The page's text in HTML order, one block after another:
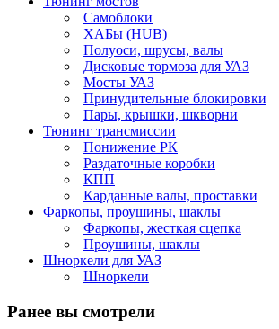
Самоблоки
ХАБы (HUB)
Полуоси, шрусы, валы
Дисковые тормоза для УАЗ
Мосты УАЗ
Принудительные блокировки
Пары, крышки, шкворни
Тюнинг трансмиссии
Понижение РК
Раздаточные коробки
КПП
Карданные валы, проставки
Фаркопы, проушины, шаклы
Фаркопы, жесткая сцепка
Проушины, шаклы
Шноркели для УАЗ
Шноркели
Ранее вы смотрели